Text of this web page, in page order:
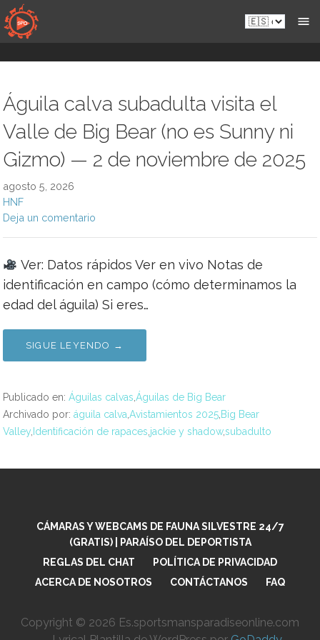
Saltar
al
contenido
Es.sportsmansparadiseonline.com
Águila calva subadulta visita el
Valle de Big Bear (no es Sunny ni
Gizmo) — 2 de noviembre de 2025
agosto 5, 2026
HNF
Deja un comentario
Ver: Datos rápidos Ver en vivo Notas de
identificación en campo (cómo determinamos la
edad del águila) Si eres…
SIGUE LEYENDO →
Publicado en: Águilas calvas Águilas de Big Bear
Archivado por: águila calva Avistamientos 2025 Big Bear
Valley Identificación de rapaces jackie y shadow,subadulto
CÁMARAS Y WEBCAMS DE FAUNA SILVESTRE 24/7
(GRATIS) | PARAÍSO DEL DEPORTISTA
REGLAS DEL CHAT
POLÍTICA DE PRIVACIDAD
ACERCA DE NOSOTROS
CONTÁCTANOS FAQ
Copyright © 2026 Es.sportsmansparadiseonline.com